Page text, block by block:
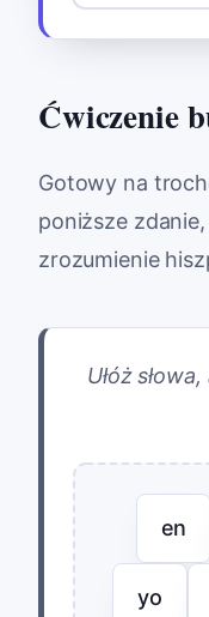
Ćwiczenie
Gotowy na
poniższe
zrozumienie
Ułóż
en
yo